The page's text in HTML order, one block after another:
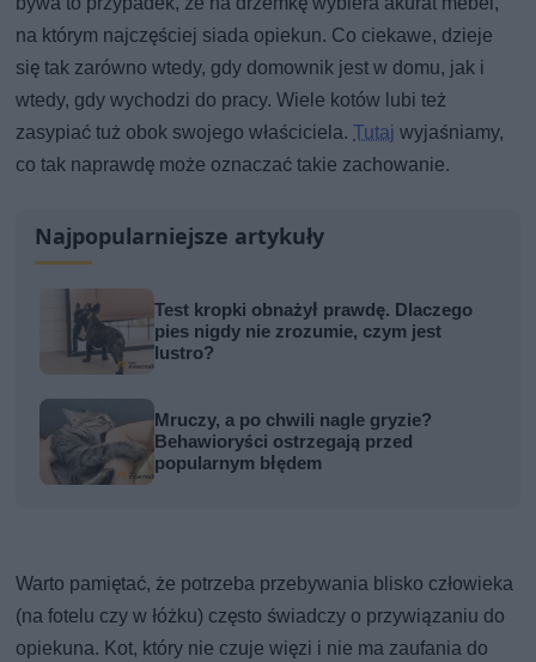
na którym najczęściej siada opiekun. Co ciekawe, dzieje
się tak zarówno wtedy, gdy domownik jest w domu, jak i
wtedy, gdy wychodzi do pracy. Wiele kotów lubi też
zasypiać tuż obok swojego właściciela.Tutaj wyjaśniamy,
co tak naprawdę może oznaczać takie zachowanie.
Najpopularniejsze artykuły
Test kropki obnażył prawdę. Dlaczego
pies nigdy nie zrozumie, czym jest
lustro?
Mruczy, a po chwili nagle gryzie?
Behawioryści ostrzegają przed
popularnym błędem
Warto pamiętać, że potrzeba przebywania blisko człowieka
(na fotelu czy w łóżku) często świadczy o przywiązaniu do
opiekuna. Kot, który nie czuje więzi i nie ma zaufania do